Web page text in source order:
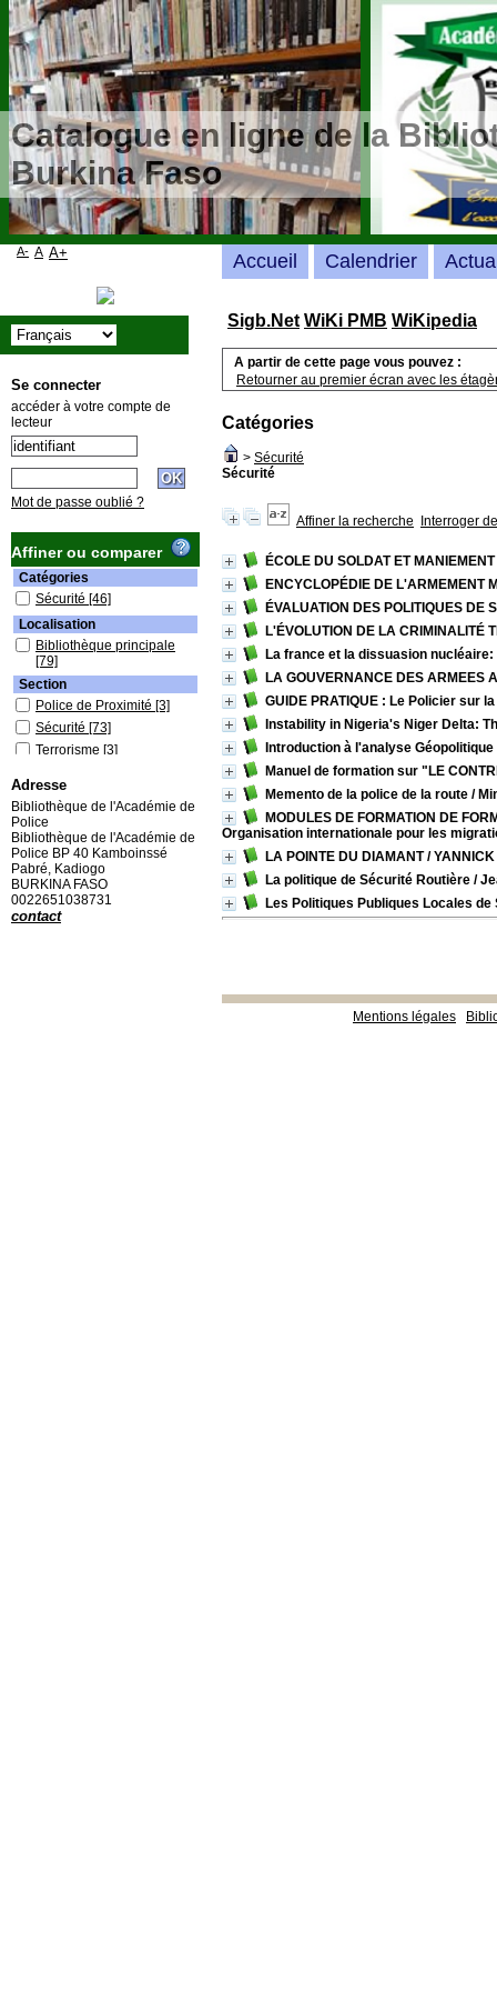
Catalogue en ligne de la
Burkina Faso
Sigb.Net WiKi PMB WiKipedia
A partir de cette page vous pouvez :
Retourner au premier écran avec les
Catégories
> Sécurité
Sécurité
Affiner la recherche Interroger
ÉCOLE DU SOLDAT ET
ENCYCLOPÉDIE DE
ÉVALUATION DES POLITIQUES DE
L'ÉVOLUTION DE LA CRIMINALITÉ
La france et la dissuasion
LA GOUVERNANCE DES
GUIDE PRATIQUE : Le Policier sur
Instability in Nigeria's Niger Delta:
Introduction à l'analyse
Manuel de formation sur "LE
Memento de la police de la route /
MODULES DE FORMATION DE
Organisation internationale pour les
LA POINTE DU DIAMANT/ YANNICK
La politique de Sécurité Routière /
Les Politiques Publiques Locales
Mentions légales
Accueil Calendrier
A- A A+
Se connecter
accéder à votre compte de
lecteur
Mot de passe oublié ?
Affiner ou comparer
Catégories
Sécurité [46]
Localisation
Bibliothèque principale
[79]
Section
Police de Proximité [3]
Sécurité [73]
Terrorisme [3]
Adresse
Bibliothèque de l'Académie de
Police
Bibliothèque de l'Académie de
Police BP 40 Kamboinssé
Pabré, Kadiogo
BURKINA FASO
0022651038731
contact